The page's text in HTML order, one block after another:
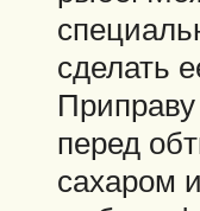
сделать
перед
сахаром